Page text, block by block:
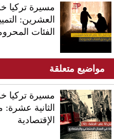
العشرين:
الفئات
مواضيع متعلقة
الثانية
الإقتصادية